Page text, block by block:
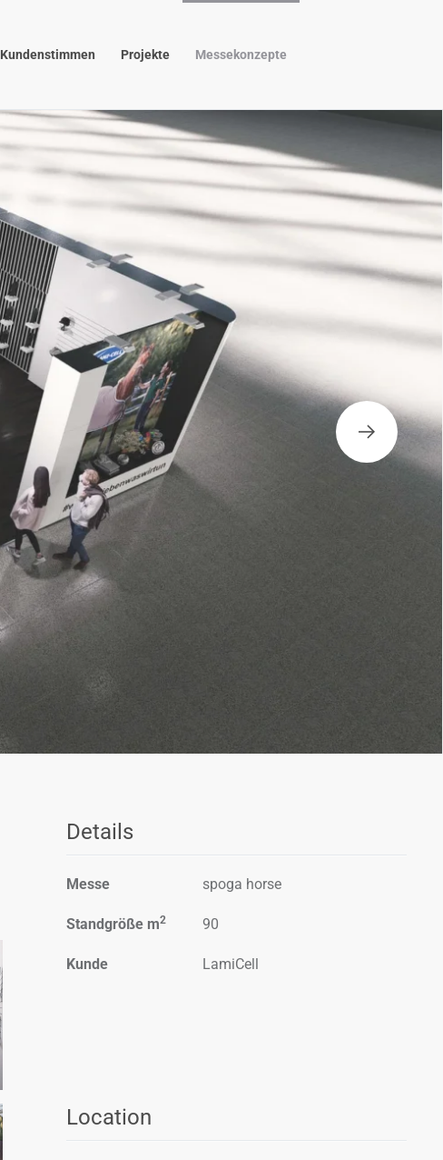
Kundenstimmen Projekte Messekonzepte
Details
Messe spoga horse
Standgröße m2 90
Kunde LamiCell
Location